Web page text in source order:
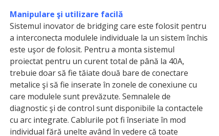
Manipulare şi utilizare facilă
Sistemul inovator de bridging care este folosit pentru
a interconecta modu­lele individuale la un sistem închis
este uşor de folosit. Pentru a monta sistemul
proiectat pentru un curent total de până la 40A,
trebuie doar să fie tăiate două bare de conectare
metalice şi să fie inserate în zonele de conexiune cu
care modulele sunt prevăzute. Semnalele de
diagnostic şi de control sunt disponibile la contactele
cu arc integrate. Cablurile pot fi înseriate în mod
indivi­dual fără unelte având în vedere că toate